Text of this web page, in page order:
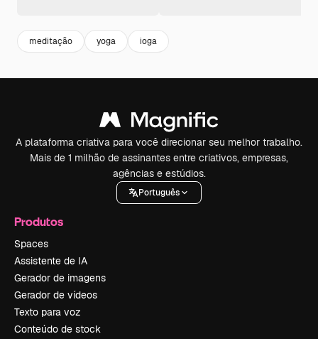
meditação yoga ioga
A plataforma criativa para você direcionar seu melhor trabalho.
Mais de 1 milhão de assinantes entre criativos, empresas,
agências e estúdios.
Português
Produtos
Spaces
Assistente de IA
Gerador de imagens
Gerador de vídeos
Texto para voz
Conteúdo de stock